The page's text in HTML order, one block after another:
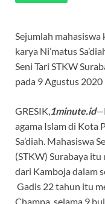
Sejumlah
karya Ni’matus
Seni Tari STKW
pada 9 Agustus 2020
GRESIK,1minute.id
agama Islam di Kota
Sa’diah. Mahasiswa
(STKW) Surabaya
dari Kamboja dalam
Gadis 22 tahun itu
Champa selama 9